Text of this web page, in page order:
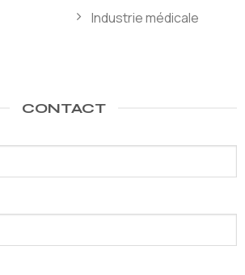
Industrie médicale
CONTACT